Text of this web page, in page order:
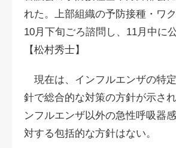
れた。上部組織の予防接種・ワ
10月下旬ごろ諮問し、11月中に
【松村秀士】
現在は、インフルエンザの特
針で総合的な対策の方針が示さ
ンフルエンザ以外の急性呼吸器
対する包括的な方針はない。